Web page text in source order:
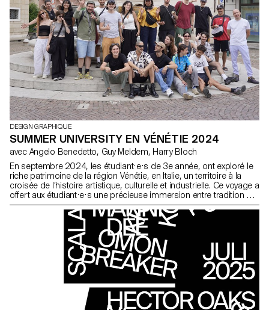
DESIGN GRAPHIQUE
SUMMER UNIVERSITY EN VÉNÉTIE 2024
avec Angelo Benedetto, Guy Meldem, Harry Bloch
En septembre 2024, les étudiant·e·s de 3e année, ont exploré le
riche patrimoine de la région Vénétie, en Italie, un territoire à la
croisée de l’histoire artistique, culturelle et industrielle. Ce voyage a
offert aux étudiant·e·s une précieuse immersion entre tradition et
innovation, en leur permettant d’expérimenter différentes facettes
du design et de l’édition à travers des rencontres enrichissantes.